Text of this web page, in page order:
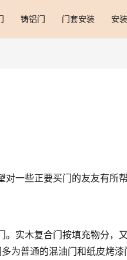
铸铝门 门套安装 安
一些正要买门的友友有所帮
为普通的混油门和纸皮烤